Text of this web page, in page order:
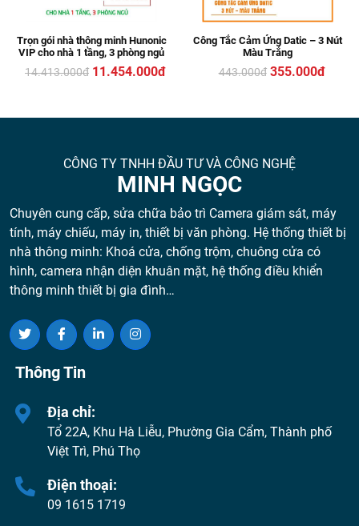
Trọn gói nhà thông minh Hunonic
VIP cho nhà 1 tầng, 3 phòng ngủ
14.413.000đ 11.454.000đ
Công Tắc Cảm Ứng Datic – 3 Nút
Màu Trắng
443.000đ 355.000đ
CÔNG TY TNHH ĐẦU TƯ VÀ CÔNG NGHỆ
MINH NGỌC
Chuyên cung cấp, sửa chữa bảo trì Camera giám sát, máy
tính, máy chiếu, máy in, thiết bị văn phòng. Hệ thống thiết bị
nhà thông minh: Khoá cửa, chống trộm, chuông cửa có
hình, camera nhận diện khuân mặt, hệ thống điều khiển
thông minh thiết bị gia đình…
Thông Tin
Địa chỉ:
Tổ 22A, Khu Hà Liễu, Phường Gia Cẩm, Thành phố
Việt Trì, Phú Thọ
Điện thoại:
09 1615 1719